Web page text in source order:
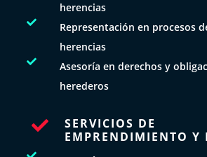
herencias

Representación en procesos
herencias

Asesoría en derechos y
herederos

SERVICIOS DE
EMPRENDIMIENTO Y